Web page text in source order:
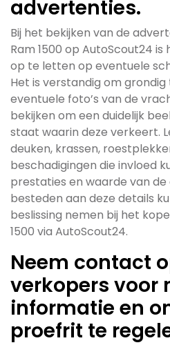
advertenties.
Bij het bekijken van de
Ram 1500 op AutoScout24
op te letten op eventuele
Het is verstandig om
eventuele foto’s van de
bekijken om een duidelijk
staat waarin deze verkeert.
deuken, krassen,
beschadigingen die invloed
prestaties en waarde van
besteden aan deze details
beslissing nemen bij het
1500 via AutoScout24.
Neem contact
verkopers voor
informatie en
proefrit te